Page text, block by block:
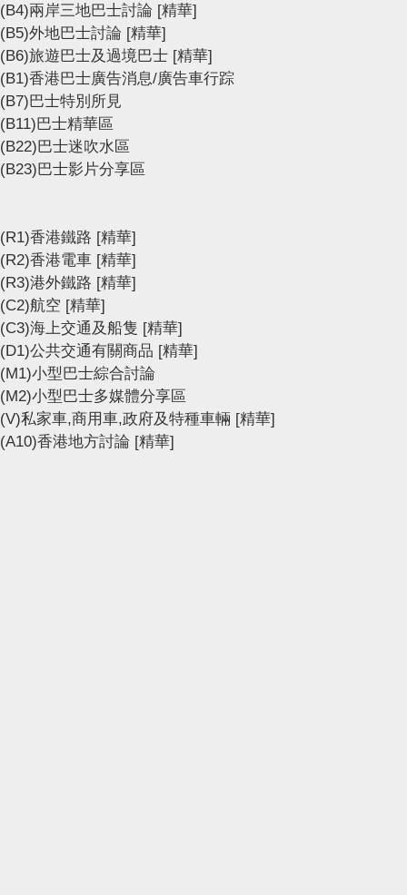
(B4)兩岸三地巴士討論 [精華]
(B5)外地巴士討論 [精華]
(B6)旅遊巴士及過境巴士 [精華]
(B1)香港巴士廣告消息/廣告車行踪
(B7)巴士特別所見
(B11)巴士精華區
(B22)巴士迷吹水區
(B23)巴士影片分享區
(R1)香港鐵路 [精華]
(R2)香港電車 [精華]
(R3)港外鐵路 [精華]
(C2)航空 [精華]
(C3)海上交通及船隻 [精華]
(D1)公共交通有關商品 [精華]
(M1)小型巴士綜合討論
(M2)小型巴士多媒體分享區
(V)私家車,商用車,政府及特種車輛 [精華]
(A10)香港地方討論 [精華]